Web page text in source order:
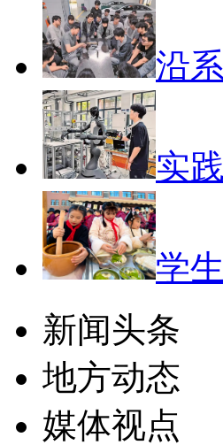
沿
实
学
新闻头条
地方动态
媒体视点